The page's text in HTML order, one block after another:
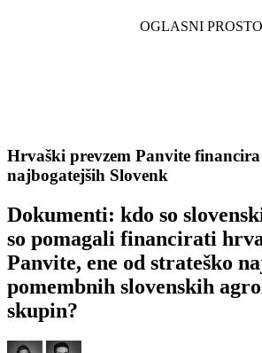
Hrvaški prevzem Panvite
najbogatejših Slovenk
Dokumenti: kdo so
so pomagali financirati
Panvite, ene od strateško
pomembnih slovenskih
skupin?